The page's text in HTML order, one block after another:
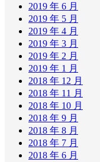
2019 年 6 月
2019 年 5 月
2019 年 4 月
2019 年 3 月
2019 年 2 月
2019 年 1 月
2018 年 12 月
2018 年 11 月
2018 年 10 月
2018 年 9 月
2018 年 8 月
2018 年 7 月
2018 年 6 月